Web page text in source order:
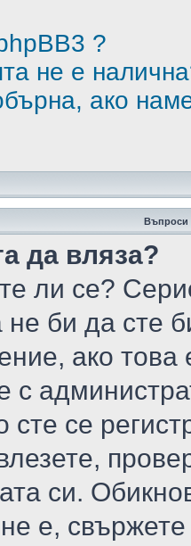
?
не е
ако
Въпроси
да вляза?
ли се?
не би да сте
ако това
с
сте се
си.
е,